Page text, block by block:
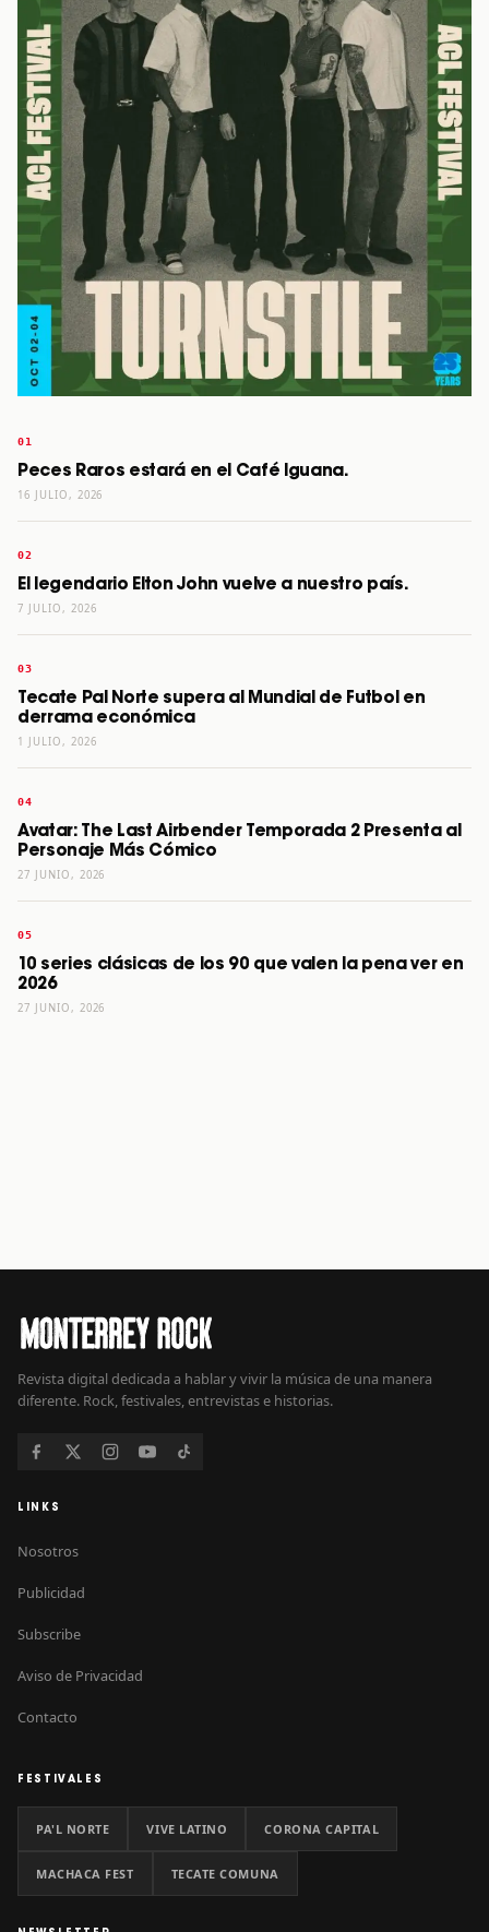
Peces Raros estará en el Café Iguana.
16 JULIO, 2026
El legendario Elton John vuelve a nuestro país.
7 JULIO, 2026
Tecate Pal Norte supera al Mundial de Futbol en
derrama económica
1 JULIO, 2026
Avatar: The Last Airbender Temporada 2 Presenta al
Personaje Más Cómico
27 JUNIO, 2026
10 series clásicas de los 90 que valen la pena ver en
2026
27 JUNIO, 2026
Revista digital dedicada a hablar y vivir la música de una manera
diferente. Rock, festivales, entrevistas e historias.
LINKS
Nosotros
Publicidad
Subscribe
Aviso de Privacidad
Contacto
FESTIVALES
PA'L NORTE VIVE LATINO CORONA CAPITAL
MACHACA FEST TECATE COMUNA